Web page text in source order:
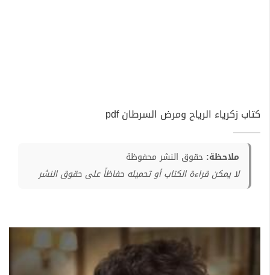
كتاب زكرياء الرياح ومرض السرطان pdf
ملاحظة: حقوق النشر محفوظة
لا يمكن قراءة الكتاب أو تحميله حفاظاً على حقوق النشر